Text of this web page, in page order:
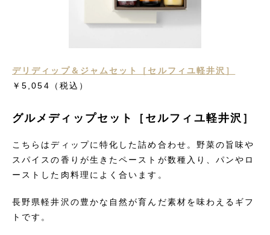
デリディップ＆ジャムセット［セルフィユ軽井沢］
￥5,054
（税込）
グルメディップセット［セルフィユ軽井沢］
こちらはディップに特化した詰め合わせ。野菜の旨味や
スパイスの香りが生きたペーストが数種入り、パンやロ
ーストした肉料理によく合います。
長野県軽井沢の豊かな自然が育んだ素材を味わえるギフ
トです。